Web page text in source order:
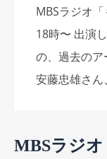
MBSラジオ
MBSラジオ
18時〜 出演
の、過去のア
安藤忠雄さ